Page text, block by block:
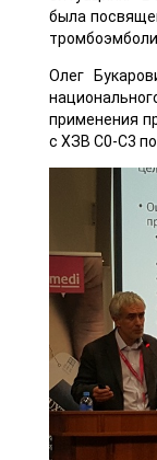
была
Олег
применения
с ХЗВ С0-С3 по